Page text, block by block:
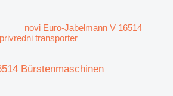
novi Euro-Jabelmann V 16514
transporter
Bürstenmaschinen